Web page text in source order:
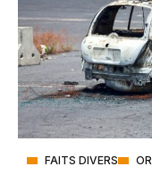
FAITS DIVERS